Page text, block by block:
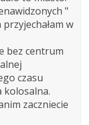
"
w
bez centrum
czasu
kolosalna.
zaczniecie